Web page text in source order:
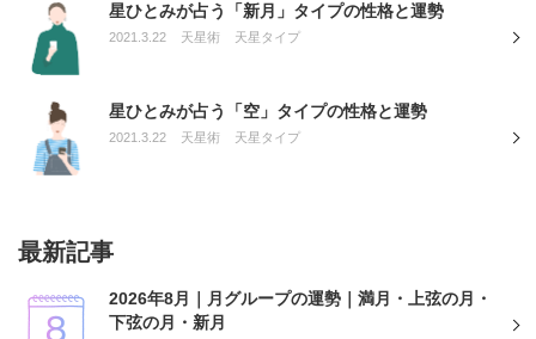
星ひとみが占う「新月」タイプの性格と運勢
2021.3.22 天星術 天星タイプ
星ひとみが占う「空」タイプの性格と運勢
2021.3.22 天星術 天星タイプ
最新記事
2026年8月｜月グループの運勢｜満月・上弦の月・
下弦の月・新月